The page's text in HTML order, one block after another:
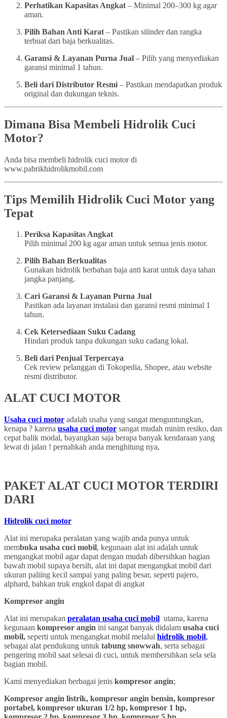
Perhatikan Kapasitas Angkat – Minimal 200–300 kg agar
aman.
Pilih Bahan Anti Karat – Pastikan silinder dan rangka
terbuat dari baja berkualitas.
Garansi & Layanan Purna Jual – Pilih yang menyediakan
garansi minimal 1 tahun.
Beli dari Distributor Resmi – Pastikan mendapatkan produk
original dan dukungan teknis.
Dimana Bisa Membeli Hidrolik Cuci
Motor?
Anda bisa membeli hidrolik cuci motor di
www.pabrikhidrolikmobil.com
Tips Memilih Hidrolik Cuci Motor yang
Tepat
Periksa Kapasitas Angkat
Pilih minimal 200 kg agar aman untuk semua jenis motor.
Pilih Bahan Berkualitas
Gunakan hidrolik berbahan baja anti karat untuk daya tahan
jangka panjang.
Cari Garansi & Layanan Purna Jual
Pastikan ada layanan instalasi dan garansi resmi minimal 1
tahun.
Cek Ketersediaan Suku Cadang
Hindari produk tanpa dukungan suku cadang lokal.
Beli dari Penjual Terpercaya
Cek review pelanggan di Tokopedia, Shopee, atau website
resmi distributor.
ALAT CUCI MOTOR
Usaha cuci motor adalah usaha yang sangat menguntungkan,
kenapa ? karena usaha cuci motor sangat mudah minim resiko, dan
cepat balik modal, bayangkan saja berapa banyak kendaraan yang
lewat di jalan ! pernahkah anda menghitung nya,
PAKET ALAT CUCI MOTOR TERDIRI
DARI
Hidrolik cuci motor
Alat ini merupaka peralatan yang wajib anda punya untuk
membuka usaha cuci mobil, kegunaan alat ini adalah untuk
mengangkat mobil agar dapat dengan mudah dibersihkan bagian
bawah mobil supaya bersih, alat ini dapat mengangkat mobil dari
ukuran paliing kecil sampai yang paling besar, seperti pajero,
alphard, bahkan truk engkol dapat di angkat
Kompresor angin
Alat ini merupakan peralatan usaha cuci mobil utama, karena
kegunaan kompresor angin ini sangat banyak didalam usaha cuci
mobil, seperti untuk mengangkat mobil melalui hidrolik mobil,
sebagai alat pendukung untuk tabung snowwah, serta sebagai
pengering mobil saat selesai di cuci, untuk membersihkan sela sela
bagian mobil.
Kami menyediakan berbagai jenis kompresor angin;
Kompresor angin listrik, kompresor angin bensin, kompresor
portabel, kompresor ukuran 1/2 hp, kompresor 1 hp,